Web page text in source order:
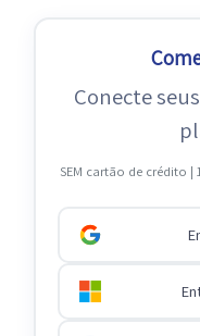
Conecte
SEM cartão de crédito |